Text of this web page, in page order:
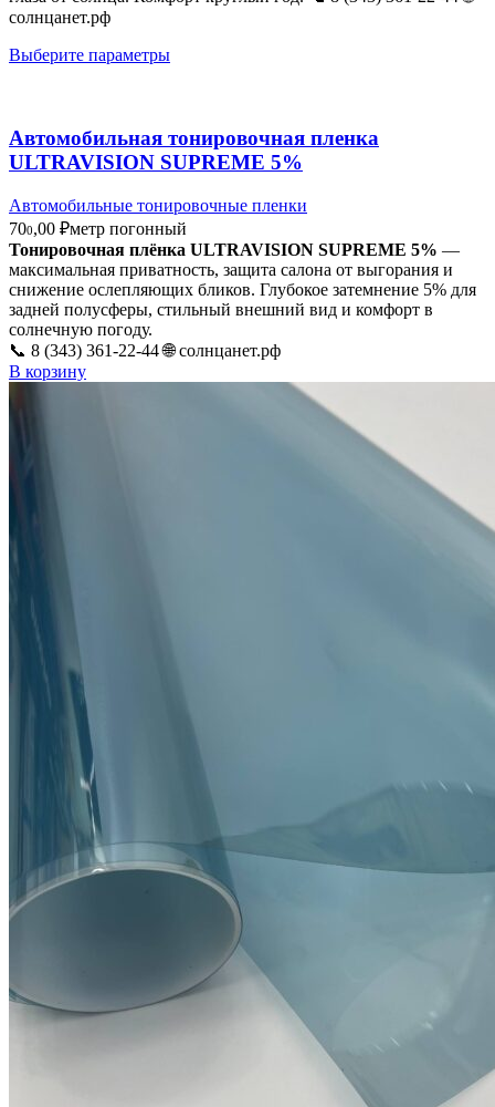
солнцанет.рф
Выберите параметры
Автомобильная тонировочная пленка
ULTRAVISION SUPREME 5%
Автомобильные тонировочные пленки
700,00 ₽метр погонный
Тонировочная плёнка ULTRAVISION SUPREME 5% —
максимальная приватность, защита салона от выгорания и
снижение ослепляющих бликов. Глубокое затемнение 5% для
задней полусферы, стильный внешний вид и комфорт в
солнечную погоду.
📞 8 (343) 361-22-44 🌐 солнцанет.рф
В корзину